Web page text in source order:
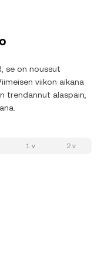
se on noussut
viikon aikana
trendannut alaspäin,
1 v 2 v